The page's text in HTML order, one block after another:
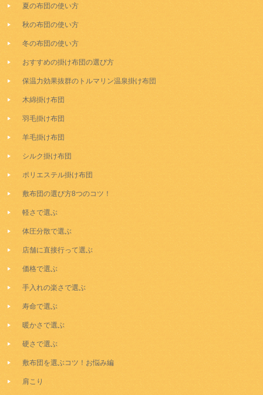
夏の布団の使い方
秋の布団の使い方
冬の布団の使い方
おすすめの掛け布団の選び方
保温力効果抜群のトルマリン温泉掛け布団
木綿掛け布団
羽毛掛け布団
羊毛掛け布団
シルク掛け布団
ポリエステル掛け布団
敷布団の選び方8つのコツ！
軽さで選ぶ
体圧分散で選ぶ
店舗に直接行って選ぶ
価格で選ぶ
手入れの楽さで選ぶ
寿命で選ぶ
暖かさで選ぶ
硬さで選ぶ
敷布団を選ぶコツ！お悩み編
肩こり